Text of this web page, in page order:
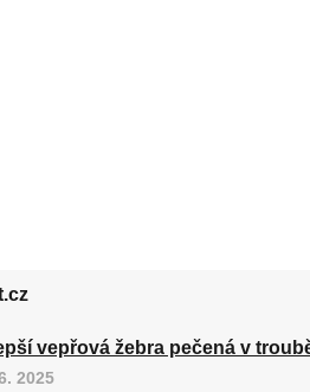
vepřová žebra pečená v
2025